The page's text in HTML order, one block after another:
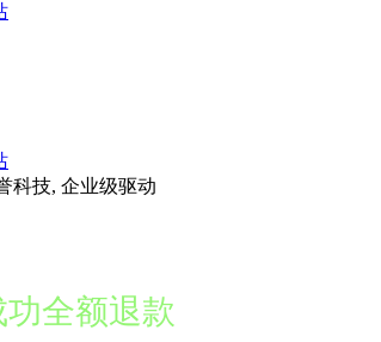
全额退款